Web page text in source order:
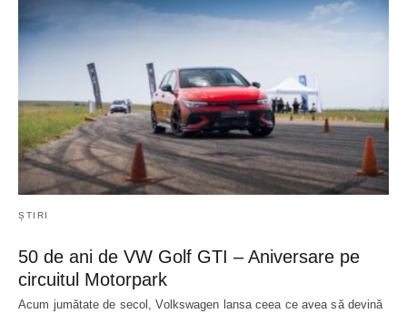
ȘTIRI
50 de ani de VW Golf GTI – Aniversare pe
circuitul Motorpark
Acum jumătate de secol, Volkswagen lansa ceea ce avea să devină